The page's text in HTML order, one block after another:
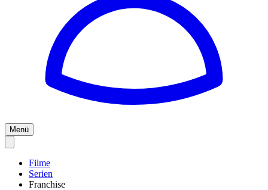
Menü
Filme
Serien
Franchise